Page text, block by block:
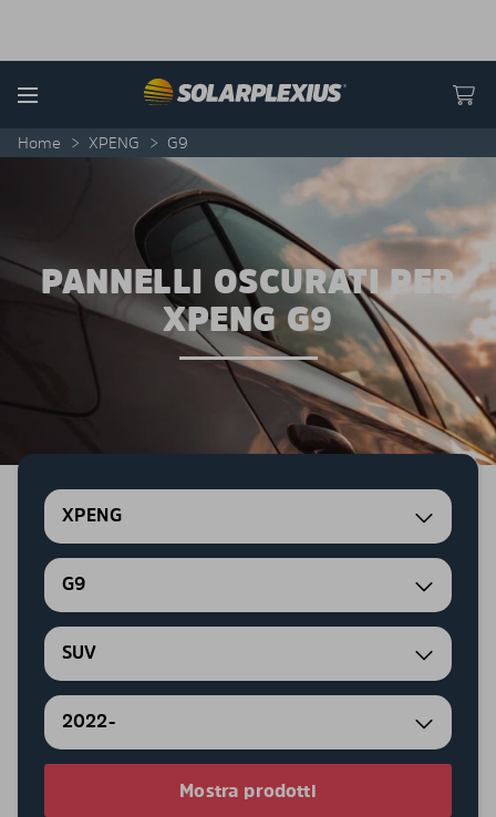
Menu
Home > XPENG > G9
PANNELLI OSCURATI PER
XPENG G9
XPENG
G9
SUV
2022-
Mostra prodotti